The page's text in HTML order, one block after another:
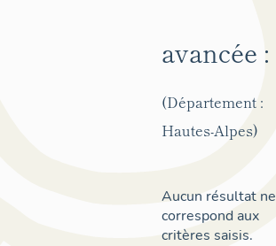
avancée :
(Département :
Hautes-Alpes)
Aucun résultat ne
correspond aux
critères saisis.